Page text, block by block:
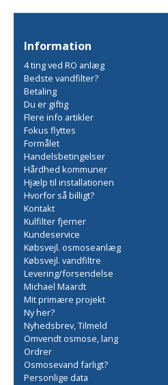
Information
4 ting ved RO anlæg
Bedste vandfilter?
Betaling
Du er giftig
Flere info artikler
Fokus flyttes
Formålet
Handelsbetingelser
Hårdhed kommuner
Hjælp til installationen
Hvorfor så billigt?
Kontakt
Kulfilter fjerner
Kundeservice
Købsvejl. osmoseanlæg
Købsvejl. vandfiltre
Levering/forsendelse
Michael Maardt
Mit primære projekt
Ny her?
Nyhedsbrev, Tilmeld
Omvendt osmose, lang
Ordrer
Osmosevand farligt?
Personlige data